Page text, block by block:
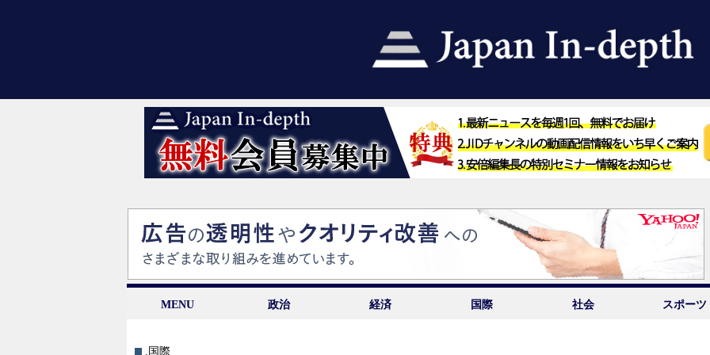
MENU 政治 経済 国際 社会 スポーツ
.国際